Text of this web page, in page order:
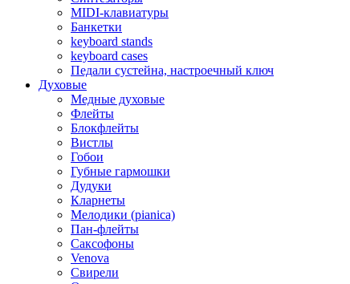
MIDI-клавиатуры
Банкетки
keyboard stands
keyboard cases
Педали сустейна, настроечный ключ
Духовые
Медные духовые
Флейты
Блокфлейты
Вистлы
Гобои
Губные гармошки
Дудуки
Кларнеты
Мелодики (pianica)
Пан-флейты
Саксофоны
Venova
Свирели